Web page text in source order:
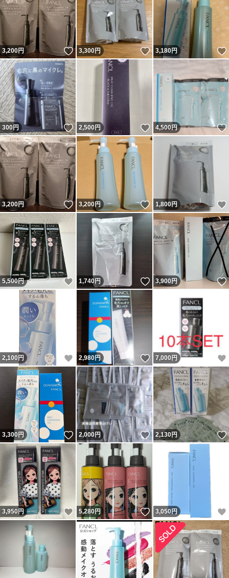
3,200円 いいね！
3,300円 いいね！
3,180円
300円 いいね！
2,500円 いいね！
4,500円
3,200円 いいね！
3,200円 いいね！
1,800円
5,500円 いいね！
1,740円 いいね！
3,900円
2,100 円 いいね！
2,980円 いいね！
7,000 円
3,300円 いいね！
2,000円 いいね！
2,130円
3,950円 いいね！
5,280円 いいね！
3,050円